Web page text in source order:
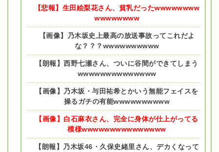
【悲報】生田絵梨花さん、貧乳だったwwwwwwww
wwwwwwww
【画像】乃木坂史上最高の放送事故ってこれだよ
な？？？wwwwwwwwww
【朗報】西野七瀬さん、ついに谷間ができてしまう
wwwwwwwwwwwwww
【画像】乃木坂・与田祐希とかいう無能フェイスを
操るガチの有能wwwwwwwwww
【画像】白石麻衣さん、完全に身体が仕上がってる
模様wwwwwwwwwwwwwww
【朗報】乃木坂46・久保史緒里さん、デカくなって